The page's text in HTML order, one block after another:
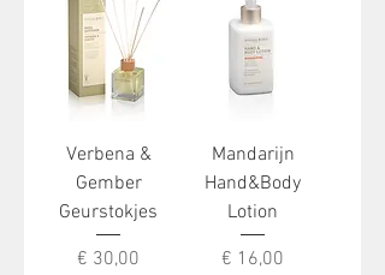
Verbena &
Gember
Geurstokjes
Prijs
€ 30,00
Mandarijn
Hand&Body
Lotion
Prijs
€ 16,00